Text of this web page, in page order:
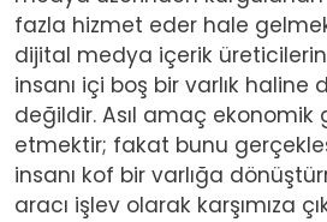
fazla hizmet eder hale
dijital medya içerik
insanı içi boş bir varlık haline
değildir. Asıl amaç ekonomik
etmektir; fakat bunu
insanı kof bir varlığa
aracı işlev olarak karşımıza